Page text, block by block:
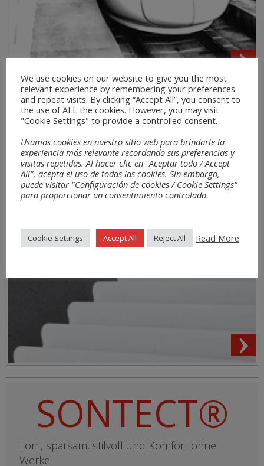
Materialen
SONTECT®
Ton , sparsam, stilvoll und Komfort ohne
Werke
We use cookies on our website to give you the most
relevant experience by remembering your preferences
and repeat visits. By clicking “Accept All”, you consent to
the use of ALL the cookies. However, you may visit
"Cookie Settings" to provide a controlled consent.
Usamos cookies en nuestro sitio web para brindarle la
experiencia más relevante recordando sus preferencias y
visitas repetidas. Al hacer clic en "Aceptar todo / Accept
All", acepta el uso de todas las cookies. Sin embargo,
puede visitar "Configuración de cookies / Cookie Settings"
para proporcionar un consentimiento controlado.
Cookie Settings Accept All Reject All Read More